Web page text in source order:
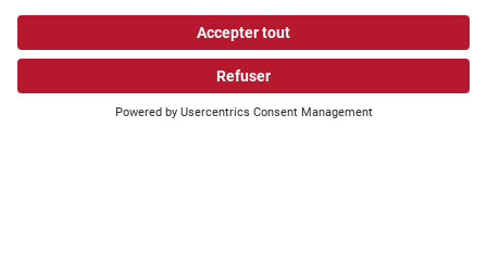
Protection des données
Conditions générales de commerce
Déclaration photo
Paramètres des cookies